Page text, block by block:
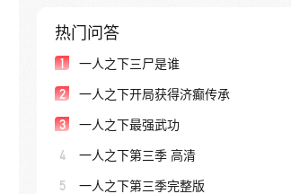
热门问答
1 一人之下三尸是谁
2 一人之下开局获得济癫传承
3 一人之下最强武功
4 一人之下第三季 高清
5 一人之下第三季完整版